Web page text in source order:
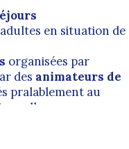
en situation de
organisées par
des animateurs de
pralablement au